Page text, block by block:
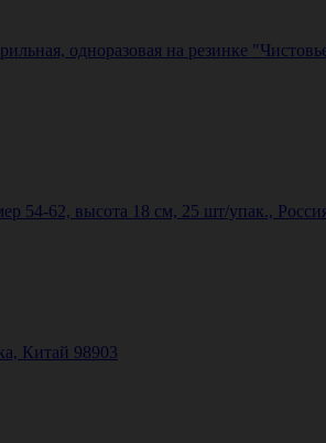
одноразовая на резинке
54-62, высота 18 см, 25 шт/упак.,
Китай 98903